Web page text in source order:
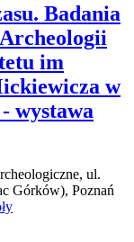
Badania
im
w
wystawa
ul.
Górków), Poznań